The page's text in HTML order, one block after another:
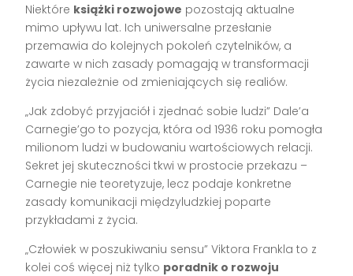
Niektóre książki rozwojowe pozostają aktualne
mimo upływu lat. Ich uniwersalne przesłanie
przemawia do kolejnych pokoleń czytelników, a
zawarte w nich zasady pomagają w transformacji
życia niezależnie od zmieniających się realiów.
„Jak zdobyć przyjaciół i zjednać sobie ludzi” Dale’a
Carnegie’go to pozycja, która od 1936 roku pomogła
milionom ludzi w budowaniu wartościowych relacji.
Sekret jej skuteczności tkwi w prostocie przekazu –
Carnegie nie teoretyzuje, lecz podaje konkretne
zasady komunikacji międzyludzkiej poparte
przykładami z życia.
„Człowiek w poszukiwaniu sensu” Viktora Frankla to z
kolei coś więcej niż tylko poradnik o rozwoju